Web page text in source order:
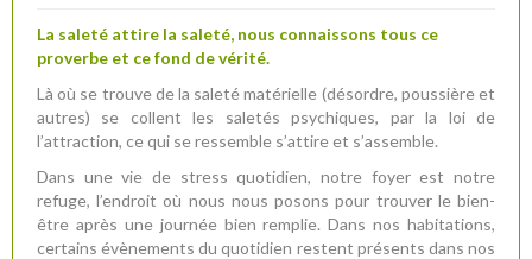
La saleté attire la saleté, nous connaissons tous ce
proverbe et ce fond de vérité.
Là où se trouve de la saleté matérielle (désordre, poussière et
autres) se collent les saletés psychiques, par la loi de
l’attraction, ce qui se ressemble s’attire et s’assemble.
Dans une vie de stress quotidien, notre foyer est notre
refuge, l’endroit où nous nous posons pour trouver le bien-
être après une journée bien remplie. Dans nos habitations,
certains évènements du quotidien restent présents dans nos